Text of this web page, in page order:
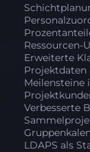
Ressourcen-
Erweiterte
Projektdaten
Meilensteine
Verbesserte
LDAPS als